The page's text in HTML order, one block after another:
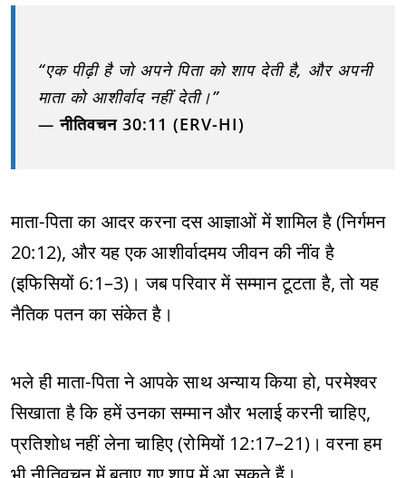
“एक पीढ़ी है जो अपने पिता को शाप देती है, और अपनी
माता को आशीर्वाद नहीं देती।”
—नीतिवचन 30:11 (ERV-HI)
माता-पिता का आदर करना दस आज्ञाओं में शामिल है (निर्गमन
20:12), और यह एक आशीर्वादमय जीवन की नींव है
(इफिसियों 6:1–3)। जब परिवार में सम्मान टूटता है, तो यह
नैतिक पतन का संकेत है।
भले ही माता-पिता ने आपके साथ अन्याय किया हो, परमेश्वर
सिखाता है कि हमें उनका सम्मान और भलाई करनी चाहिए,
प्रतिशोध नहीं लेना चाहिए (रोमियों 12:17–21)। वरना हम